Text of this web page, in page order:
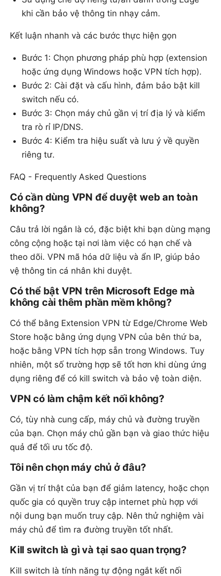
khi cần bảo vệ thông tin nhạy cảm.
Kết luận nhanh và các bước thực hiện gọn
Bước 1: Chọn phương pháp phù hợp (extension
hoặc ứng dụng Windows hoặc VPN tích hợp).
Bước 2: Cài đặt và cấu hình, đảm bảo bật kill
switch nếu có.
Bước 3: Chọn máy chủ gần vị trí địa lý và kiểm
tra rò rỉ IP/DNS.
Bước 4: Kiểm tra hiệu suất và lưu ý về quyền
riêng tư.
FAQ - Frequently Asked Questions
Có cần dùng VPN để duyệt web an toàn
không?
Câu trả lời ngắn là có, đặc biệt khi bạn dùng mạng
công cộng hoặc tại nơi làm việc có hạn chế và
theo dõi. VPN mã hóa dữ liệu và ẩn IP, giúp bảo
vệ thông tin cá nhân khi duyệt.
Có thể bật VPN trên Microsoft Edge mà
không cài thêm phần mềm không?
Có thể bằng Extension VPN từ Edge/Chrome Web
Store hoặc bằng ứng dụng VPN của bên thứ ba,
hoặc bằng VPN tích hợp sẵn trong Windows. Tuy
nhiên, một số trường hợp sẽ tốt hơn khi dùng ứng
dụng riêng để có kill switch và bảo vệ toàn diện.
VPN có làm chậm kết nối không?
Có, tùy nhà cung cấp, máy chủ và đường truyền
của bạn. Chọn máy chủ gần bạn và giao thức hiệu
quả để tối ưu tốc độ.
Tôi nên chọn máy chủ ở đâu?
Gần vị trí thật của bạn để giảm latency, hoặc chọn
quốc gia có quyền truy cập internet phù hợp với
nội dung bạn muốn truy cập. Nên thử nghiệm vài
máy chủ để tìm ra đường truyền tốt nhất.
Kill switch là gì và tại sao quan trọng?
Kill switch là tính năng tự động ngắt kết nối